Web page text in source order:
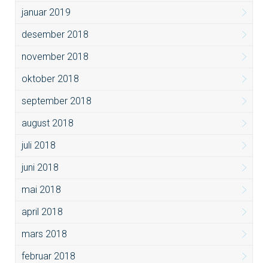
januar 2019
desember 2018
november 2018
oktober 2018
september 2018
august 2018
juli 2018
juni 2018
mai 2018
april 2018
mars 2018
februar 2018